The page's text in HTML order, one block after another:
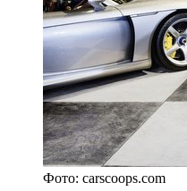
Фото: carscoops.com